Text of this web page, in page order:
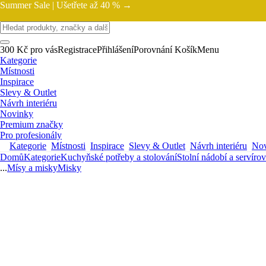
Summer Sale | Ušetřete až 40 % →
300 Kč pro vásRegistracePřihlášeníPorovnání KošíkMenu
Kategorie
Místnosti
Inspirace
Slevy & Outlet
Návrh interiéru
Novinky
Premium značky
Pro profesionály
Kategorie Místnosti Inspirace Slevy & Outlet Návrh interiéru
DomůKategorieKuchyňské potřeby a stolováníStolní nádobí a
...Mísy a miskyMisky